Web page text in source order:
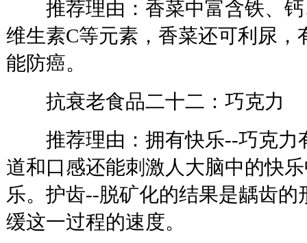
推荐理由：香菜中富含铁、钙
维生素C等元素，香菜还可利尿，
能防癌。
抗衰老食品二十二：巧克力
推荐理由：拥有快乐--巧克力
道和口感还能刺激人大脑中的快
乐。护齿--脱矿化的结果是龋齿
缓这一过程的速度。